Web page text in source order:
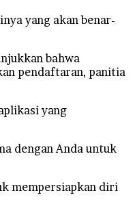
yang akan benar-
bahwa
pendaftaran, panitia
yang
dengan Anda untuk
mempersiapkan diri